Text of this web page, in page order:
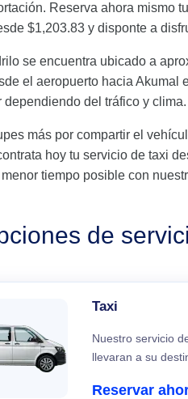
Reserva ahora mismo
$1,203.83 y disponte a
se encuentra ubicado a
el aeropuerto hacia Akumal
dependiendo del tráfico y clima.
más por compartir el
hoy tu servicio de taxi
tiempo posible con
de
Taxi
Nuestro servicio
llevaran a su
Reservar